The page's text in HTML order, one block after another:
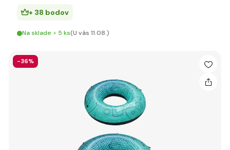
+ 38 bodov
Na sklade > 5 ks(U vás 11.08.)
-36%